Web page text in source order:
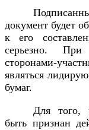
документ будет
к его
серьезно.
сторонами-
являться
бумаг.
Для того,
быть признан